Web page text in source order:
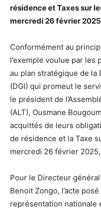
résidence et Taxes sur
mercredi 26 février
Conformément au
l’exemple voulue par les
au plan stratégique de
(DGI) qui promeut le
le président de
(ALT), Ousmane
acquittés de leurs
de résidence et la Taxe
mercredi 26 février
Pour le Directeur
Benoit Zongo, l’acte
représentation